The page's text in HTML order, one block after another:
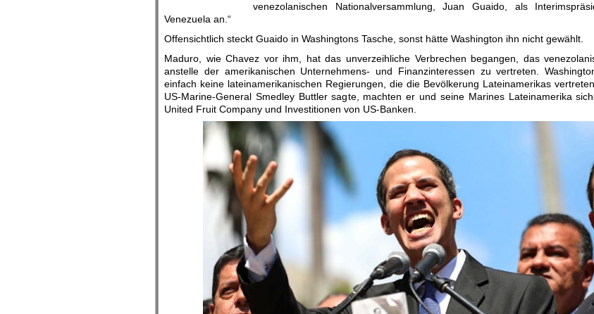
venezolanischen Nationalversammlung, Juan Guaido, als
Venezuela an.“
Offensichtlich steckt Guaido in Washingtons Tasche, sonst hätte Washington ihn nicht gewählt.
Maduro, wie Chavez vor ihm, hat das unverzeihliche Verbrechen begangen, das
anstelle der amerikanischen Unternehmens- und Finanzinteressen zu vertreten.
einfach keine lateinamerikanischen Regierungen, die die Bevölkerung Lateinamerikas
US-Marine-General Smedley Buttler sagte, machten er und seine Marines Lateinamerika
United Fruit Company und Investitionen von US-Banken.